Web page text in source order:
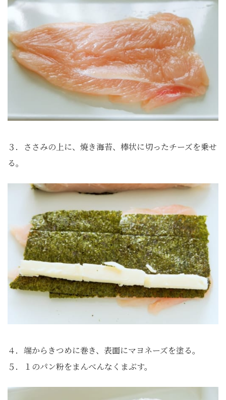
３．ささみの上に、焼き海苔、棒状に切ったチーズを乗せ
る。
４．端からきつめに巻き、表面にマヨネーズを塗る。
５．１のパン粉をまんべんなくまぶす。